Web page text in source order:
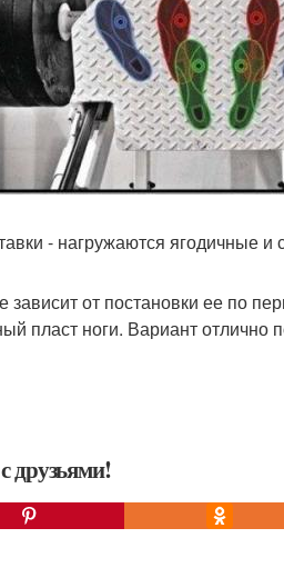
- нагружаются
от постановки ее по
пласт ноги. Вариант отлично
друзьями!